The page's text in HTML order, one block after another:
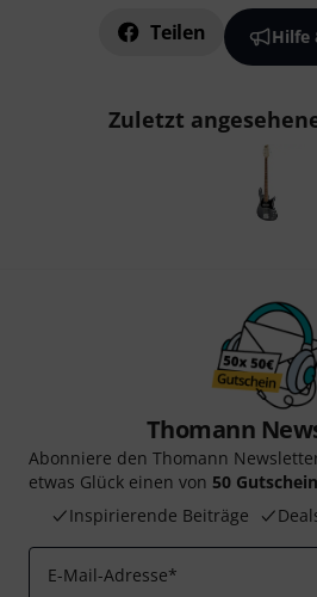
Teilen Hilfe
Zuletzt
Thomann
Abonniere den Thomann
etwas Glück einen von 50
Inspirierende Beiträge
E-Mail-Adresse*